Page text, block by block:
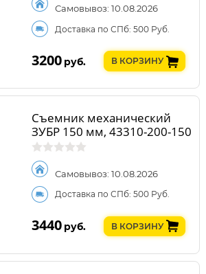
Самовывоз: 10.08.2026
Доставка по СПб: 500 Руб.
3200 руб. В КОРЗИНУ
Съемник механический
ЗУБР 150 мм, 43310-200-150
Самовывоз: 10.08.2026
Доставка по СПб: 500 Руб.
3440 руб. В КОРЗИНУ